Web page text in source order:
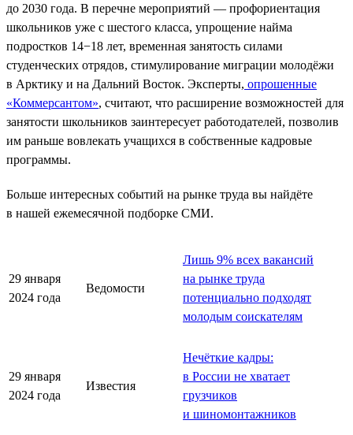
до 2030 года. В перечне мероприятий — профориентация
школьников уже с шестого класса, упрощение найма
подростков 14−18 лет, временная занятость силами
студенческих отрядов, стимулирование миграции молодёжи
в Арктику и на Дальний Восток. Эксперты, опрошенные
«Коммерсантом», считают, что расширение возможностей для
занятости школьников заинтересует работодателей, позволив
им раньше вовлекать учащихся в собственные кадровые
программы.
Больше интересных событий на рынке труда вы найдёте
в нашей ежемесячной подборке СМИ.
29 января
2024 года
Ведомости
Лишь 9% всех вакансий
на рынке труда
потенциально подходят
молодым соискателям
29 января
2024 года
Известия
Нечёткие кадры:
в России не хватает
грузчиков
и шиномонтажников